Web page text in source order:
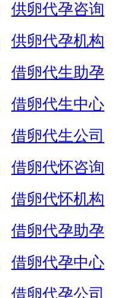
供卵代孕咨询
供卵代孕机构
借卵代生助孕
借卵代生中心
借卵代生公司
借卵代怀咨询
借卵代怀机构
借卵代孕助孕
借卵代孕中心
借卵代孕公司